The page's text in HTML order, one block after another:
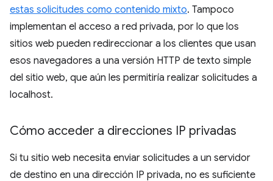
estas solicitudes como contenido mixto. Tampoco
implementan el acceso a red privada, por lo que los
sitios web pueden redireccionar a los clientes que usan
esos navegadores a una versión HTTP de texto simple
del sitio web, que aún les permitiría realizar solicitudes a
localhost.
Cómo acceder a direcciones IP privadas
Si tu sitio web necesita enviar solicitudes a un servidor
de destino en una dirección IP privada, no es suficiente